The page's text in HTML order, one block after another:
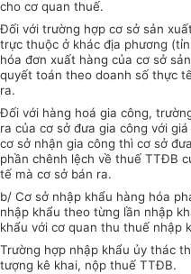
cho cơ quan thuế.
Đối với trường hợp cơ sở sản
trực thuộc ở khác địa phương
hóa đơn xuất hàng của cơ sở
quyết toán theo doanh số thực
ra.
Đối với hàng hoá gia công,
ra của cơ sở đưa gia công với
cơ sở nhận gia công thì cơ sở
phần chênh lệch về thuế TTĐB
tế mà cơ sở bán ra.
b/ Cơ sở nhập khẩu hàng hóa
nhập khẩu theo từng lần nhập
khẩu với cơ quan thu thuế nhập
Trường hợp nhập khẩu ủy thác
tượng kê khai, nộp thuế TTĐB.